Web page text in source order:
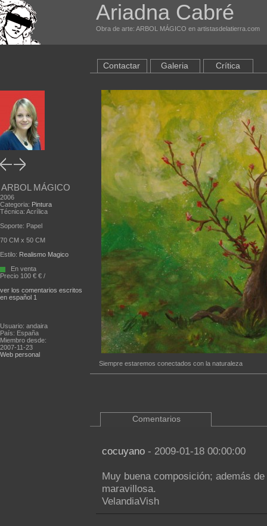
Ariadna Cabré
Obra de arte: ARBOL MÁGICO en artistasdelatierra.com
ARBOL MÁGICO
2006
Categoria: Pintura
Técnica: Acrílica
Soporte: Papel
70 CM x 50 CM
Estilo: Realismo Magico
En venta
Precio 100 € € /
ver los comentarios escritos
en español 1
Usuario: andaira
País: España
Miembro desde:
2007-11-23
Web personal
Contactar Galeria Crítica
Siempre estaremos conectados con la naturaleza
Comentarios
cocuyano - 2009-01-18 00:00:00
Muy buena composición; además
maravillosa.
VelandiaVish